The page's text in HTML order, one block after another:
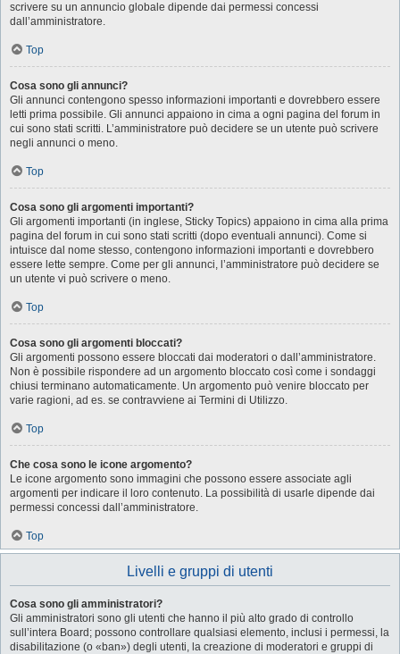
scrivere su un annuncio globale dipende dai permessi concessi
dall’amministratore.
Top
Cosa sono gli annunci?
Gli annunci contengono spesso informazioni importanti e dovrebbero essere
letti prima possibile. Gli annunci appaiono in cima a ogni pagina del forum in
cui sono stati scritti. L’amministratore può decidere se un utente può scrivere
negli annunci o meno.
Top
Cosa sono gli argomenti importanti?
Gli argomenti importanti (in inglese, Sticky Topics) appaiono in cima alla prima
pagina del forum in cui sono stati scritti (dopo eventuali annunci). Come si
intuisce dal nome stesso, contengono informazioni importanti e dovrebbero
essere lette sempre. Come per gli annunci, l’amministratore può decidere se
un utente vi può scrivere o meno.
Top
Cosa sono gli argomenti bloccati?
Gli argomenti possono essere bloccati dai moderatori o dall’amministratore.
Non è possibile rispondere ad un argomento bloccato così come i sondaggi
chiusi terminano automaticamente. Un argomento può venire bloccato per
varie ragioni, ad es. se contravviene ai Termini di Utilizzo.
Top
Che cosa sono le icone argomento?
Le icone argomento sono immagini che possono essere associate agli
argomenti per indicare il loro contenuto. La possibilità di usarle dipende dai
permessi concessi dall’amministratore.
Top
Livelli e gruppi di utenti
Cosa sono gli amministratori?
Gli amministratori sono gli utenti che hanno il più alto grado di controllo
sull’intera Board; possono controllare qualsiasi elemento, inclusi i permessi, la
disabilitazione (o «ban») degli utenti, la creazione di moderatori e gruppi di